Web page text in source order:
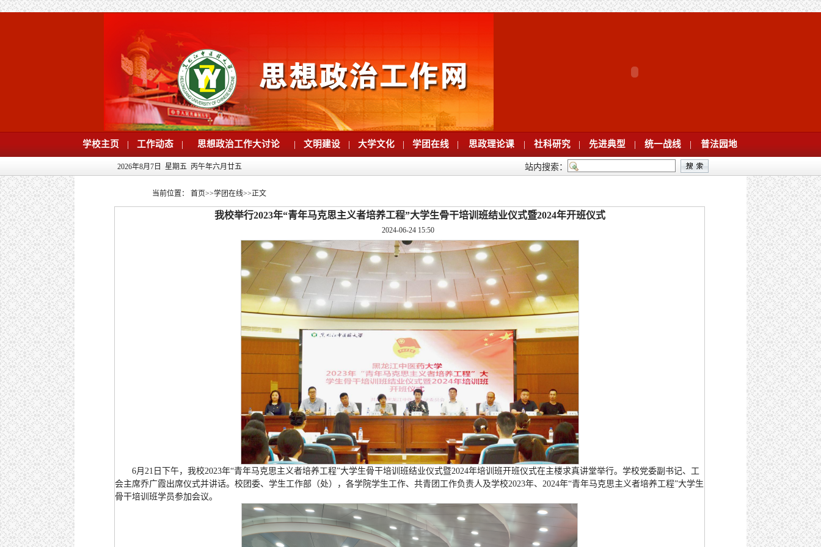
学校主页 | 工作动态 | 思想政治工作大讨论 | 文明建设 | 大学文化 | 学团在线 | 思政理论课 | 社科研究 | 先进典型 | 统一战线 | 普法园地
2026年8月7日 星期五 丙午年六月廿五 站内搜索：
当前位置： 首页>>学团在线>>正文
我校举行2023年“青年马克思主义者培养工程”大学生骨干培训班结业仪式暨2024年开班仪式
2024-06-24 15:50
6月21日下午，我校2023年“青年马克思主义者培养工程”大学生骨干培训班结业仪式暨2024年培训班开班仪式在主楼求真讲堂举行。学校党委副书记、工
会主席乔广霞出席仪式并讲话。校团委、学生工作部（处），各学院学生工作、共青团工作负责人及学校2023年、2024年“青年马克思主义者培养工程”大学生
骨干培训班学员参加会议。